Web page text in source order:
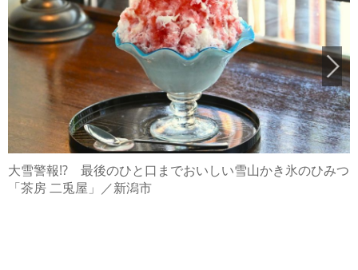
大雪警報!? 最後のひと口までおいしい雪山かき氷のひみつ
「茶房 二兎屋」／新潟市